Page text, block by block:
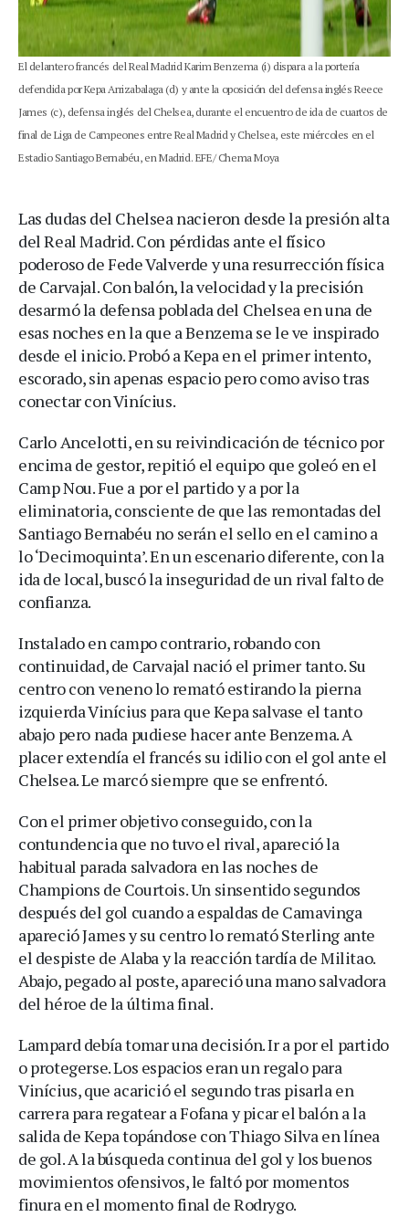
El delantero francés del Real Madrid Karim Benzema (i) dispara a la portería
defendida por Kepa Arrizabalaga (d) y ante la oposición del defensa inglés Reece
James (c), defensa inglés del Chelsea, durante el encuentro de ida de cuartos de
final de Liga de Campeones entre Real Madrid y Chelsea, este miércoles en el
Estadio Santiago Bernabéu, en Madrid. EFE/ Chema Moya
Las dudas del Chelsea nacieron desde la presión alta
del Real Madrid. Con pérdidas ante el físico
poderoso de Fede Valverde y una resurrección física
de Carvajal. Con balón, la velocidad y la precisión
desarmó la defensa poblada del Chelsea en una de
esas noches en la que a Benzema se le ve inspirado
desde el inicio. Probó a Kepa en el primer intento,
escorado, sin apenas espacio pero como aviso tras
conectar con Vinícius.
Carlo Ancelotti, en su reivindicación de técnico por
encima de gestor, repitió el equipo que goleó en el
Camp Nou. Fue a por el partido y a por la
eliminatoria, consciente de que las remontadas del
Santiago Bernabéu no serán el sello en el camino a
lo ‘Decimoquinta’. En un escenario diferente, con la
ida de local, buscó la inseguridad de un rival falto de
confianza.
Instalado en campo contrario, robando con
continuidad, de Carvajal nació el primer tanto. Su
centro con veneno lo remató estirando la pierna
izquierda Vinícius para que Kepa salvase el tanto
abajo pero nada pudiese hacer ante Benzema. A
placer extendía el francés su idilio con el gol ante el
Chelsea. Le marcó siempre que se enfrentó.
Con el primer objetivo conseguido, con la
contundencia que no tuvo el rival, apareció la
habitual parada salvadora en las noches de
Champions de Courtois. Un sinsentido segundos
después del gol cuando a espaldas de Camavinga
apareció James y su centro lo remató Sterling ante
el despiste de Alaba y la reacción tardía de Militao.
Abajo, pegado al poste, apareció una mano salvadora
del héroe de la última final.
Lampard debía tomar una decisión. Ir a por el partido
o protegerse. Los espacios eran un regalo para
Vinícius, que acarició el segundo tras pisarla en
carrera para regatear a Fofana y picar el balón a la
salida de Kepa topándose con Thiago Silva en línea
de gol. A la búsqueda continua del gol y los buenos
movimientos ofensivos, le faltó por momentos
finura en el momento final de Rodrygo.